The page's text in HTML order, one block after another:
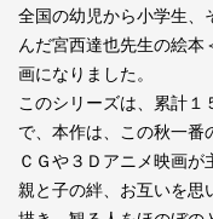
全国の幼児から小学生、
んだ宮西達也先生の絵
画になりました。
このシリーズは、累計
で、本作は、この秋一番
ＣＧや３Ｄアニメ映画
親と子の絆、お互いを思